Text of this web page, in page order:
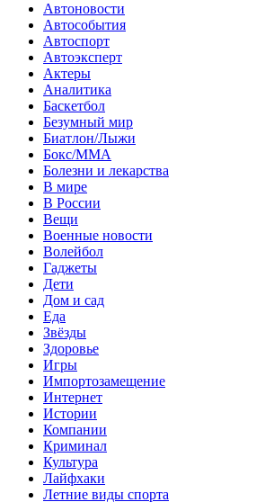
Автоновости
Автособытия
Автоспорт
Автоэксперт
Актеры
Аналитика
Баскетбол
Безумный мир
Биатлон/Лыжи
Бокс/MMA
Болезни и лекарства
В мире
В России
Вещи
Военные новости
Волейбол
Гаджеты
Дети
Дом и сад
Еда
Звёзды
Здоровье
Игры
Импортозамещение
Интернет
Истории
Компании
Криминал
Культура
Лайфхаки
Летние виды спорта